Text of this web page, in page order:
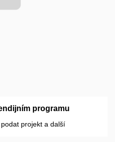
programu
projekt a další